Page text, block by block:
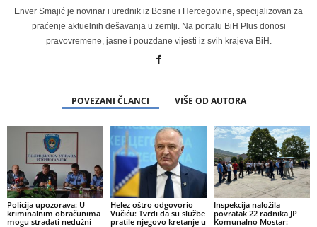
Enver Smajić je novinar i urednik iz Bosne i Hercegovine, specijalizovan za
praćenje aktuelnih dešavanja u zemlji. Na portalu BiH Plus donosi
pravovremene, jasne i pouzdane vijesti iz svih krajeva BiH.
POVEZANI ČLANCI VIŠE OD AUTORA
Policija upozorava: U
kriminalnim obračunima
mogu stradati nedužni
Helez oštro odgovorio
Vučiću: Tvrdi da su službe
pratile njegovo kretanje u
Inspekcija naložila
povratak 22 radnika JP
Komunalno Mostar: